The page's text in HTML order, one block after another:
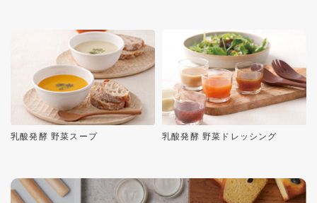
乳酸発酵 野菜スープ 乳酸発酵 野菜ドレッシング